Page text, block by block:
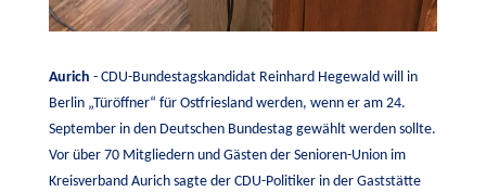
Aurich - CDU-Bundestagskandidat Reinhard Hegewald will in
Berlin „Türöffner“ für Ostfriesland werden, wenn er am 24.
September in den Deutschen Bundestag gewählt werden sollte.
Vor über 70 Mitgliedern und Gästen der Senioren-Union im
Kreisverband Aurich sagte der CDU-Politiker in der Gaststätte